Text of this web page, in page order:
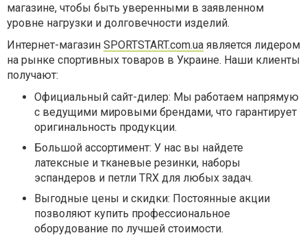
магазине, чтобы быть уверенными в заявленном
уровне нагрузки и долговечности изделий.
Интернет-магазин SPORTSTART.com.ua является лидером
на рынке спортивных товаров в Украине. Наши клиенты
получают:
Официальный сайт-дилер: Мы работаем напрямую
с ведущими мировыми брендами, что гарантирует
оригинальность продукции.
Большой ассортимент: У нас вы найдете
латексные и тканевые резинки, наборы
эспандеров и петли TRX для любых задач.
Выгодные цены и скидки: Постоянные акции
позволяют купить профессиональное
оборудование по лучшей стоимости.